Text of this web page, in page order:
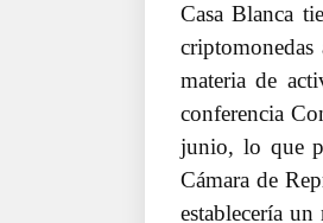
Casa Blanca
materia de
conferencia
junio, lo que
Cámara de
establecería